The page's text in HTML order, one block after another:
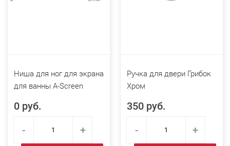
Ниша для ног для экрана
для ванны A-Screen
0 руб.
-
+
Ручка для двери Грибок
Хром
350 руб.
-
+